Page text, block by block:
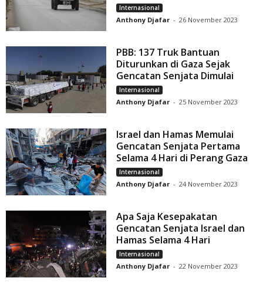
Internasional
Anthony Djafar - 26 November 2023
PBB: 137 Truk Bantuan
Diturunkan di Gaza Sejak
Gencatan Senjata Dimulai
Internasional
Anthony Djafar - 25 November 2023
Israel dan Hamas Memulai
Gencatan Senjata Pertama
Selama 4 Hari di Perang Gaza
Internasional
Anthony Djafar - 24 November 2023
Apa Saja Kesepakatan
Gencatan Senjata Israel dan
Hamas Selama 4 Hari
Internasional
Anthony Djafar - 22 November 2023